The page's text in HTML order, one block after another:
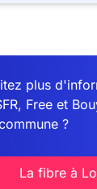
plus
Free et
?
La fibre à